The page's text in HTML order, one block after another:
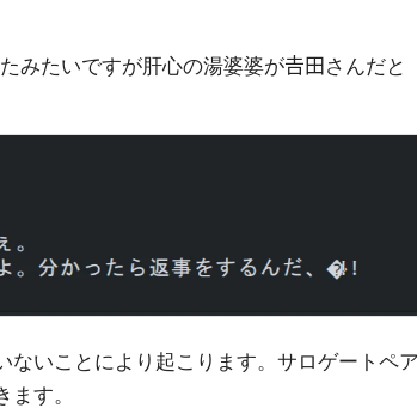
みたいですが肝心の湯婆婆が𠮷田さんだと
いことにより起こります。サロゲートペ
す。